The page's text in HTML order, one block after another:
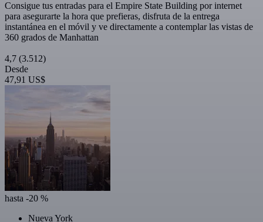
Consigue tus entradas para el Empire State Building por internet
para asegurarte la hora que prefieras, disfruta de la entrega
instantánea en el móvil y ve directamente a contemplar las vistas de
360 grados de Manhattan
4,7 (3.512)
Desde
47,91 US$
hasta -20 %
Nueva York